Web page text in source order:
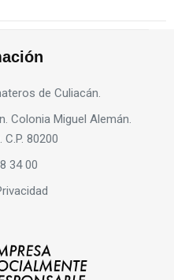
de Culiacán.
Colonia Miguel Alemán.
C.P. 80200
34 00